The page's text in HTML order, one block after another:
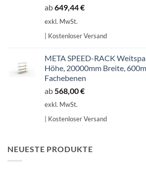
ab649,44€
exkl. MwSt.
| Kostenloser Versand
META SPEED-RACK
Höhe, 20000mm Breite,
Fachebenen
ab 568,00€
exkl. MwSt.
| Kostenloser Versand
NEUESTE PRODUKTE